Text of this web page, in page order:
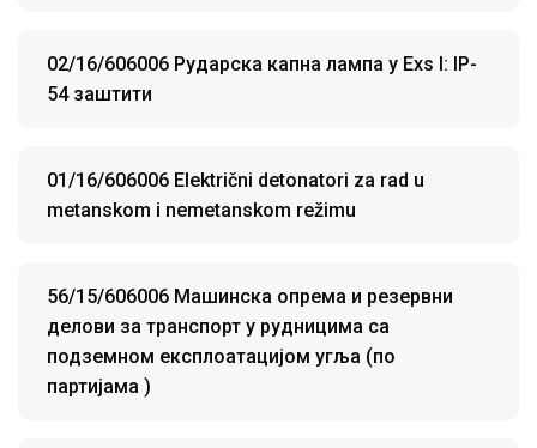
02/16/606006 Рударска капна лампа у Exs I: IP-
54 заштити
01/16/606006 Električni detonatori za rad u
metanskom i nemetanskom režimu
56/15/606006 Машинска опрема и резервни
делови за транспорт у рудницима са
подземном експлоатацијом угља (по
партијама )